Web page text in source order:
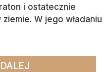
i ostatecznie
W jego władaniu